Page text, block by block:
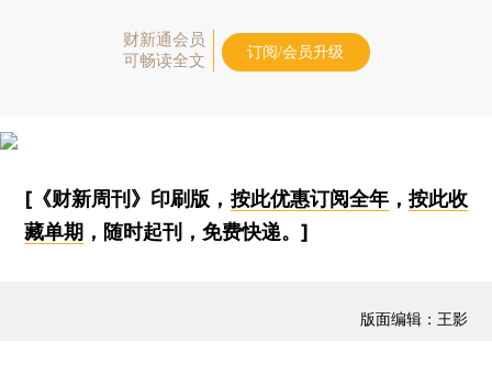
财新通会员
可畅读全文
订阅/会员升级
[《财新周刊》印刷版， 按此优惠订阅全年， 按此收
藏单期 ，随时起刊，免费快递。]
版面编辑：王影